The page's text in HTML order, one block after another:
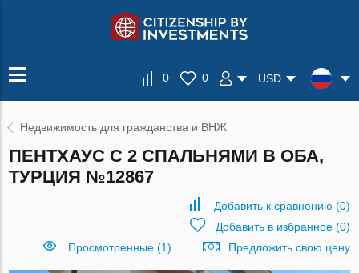
0 0 USD
Недвижимость для гражданства и ВНЖ
ПЕНТХАУС С 2 СПАЛЬНЯМИ В ОБА,
ТУРЦИЯ №12867
Добавить к сравнению (0)
Добавить в избранное(0)
Просмотренные (1)
Предложить свою цену